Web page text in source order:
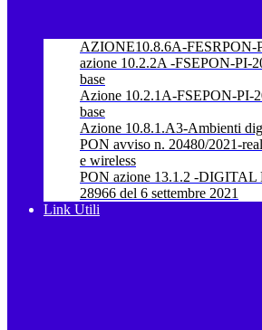
AZIONE10.8.6A-FESRPON-
azione 10.2.2A -FSEPON-PI-
base
Azione 10.2.1A-FSEPON-PI-
base
Azione 10.8.1.A3-Ambienti
PON avviso n. 20480/2021-
e wireless
PON azione 13.1.2 -
28966 del 6 settembre 2021
Link Utili